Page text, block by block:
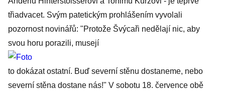
třiadvacet. Svým patetickým prohlášením vyvolali
pozornost novinářů: "Protože Švýcaři nedělají nic, aby
svou horu porazili, musejí
to dokázat ostatní. Buď severní stěnu dostaneme, nebo
severní stěna dostane nás!" V sobotu 18. července obě